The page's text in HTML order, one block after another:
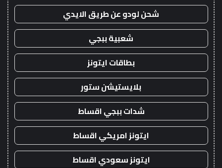
شحن لودو عن طريق الايدي
شعبية ببجي
بطاقات ايتونز
بلايستيشن ستور
شدات ببجي اقساط
ايتونز امريكي اقساط
ايتونز سعودي اقساط